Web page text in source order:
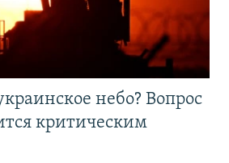
небо? Вопрос
критическим